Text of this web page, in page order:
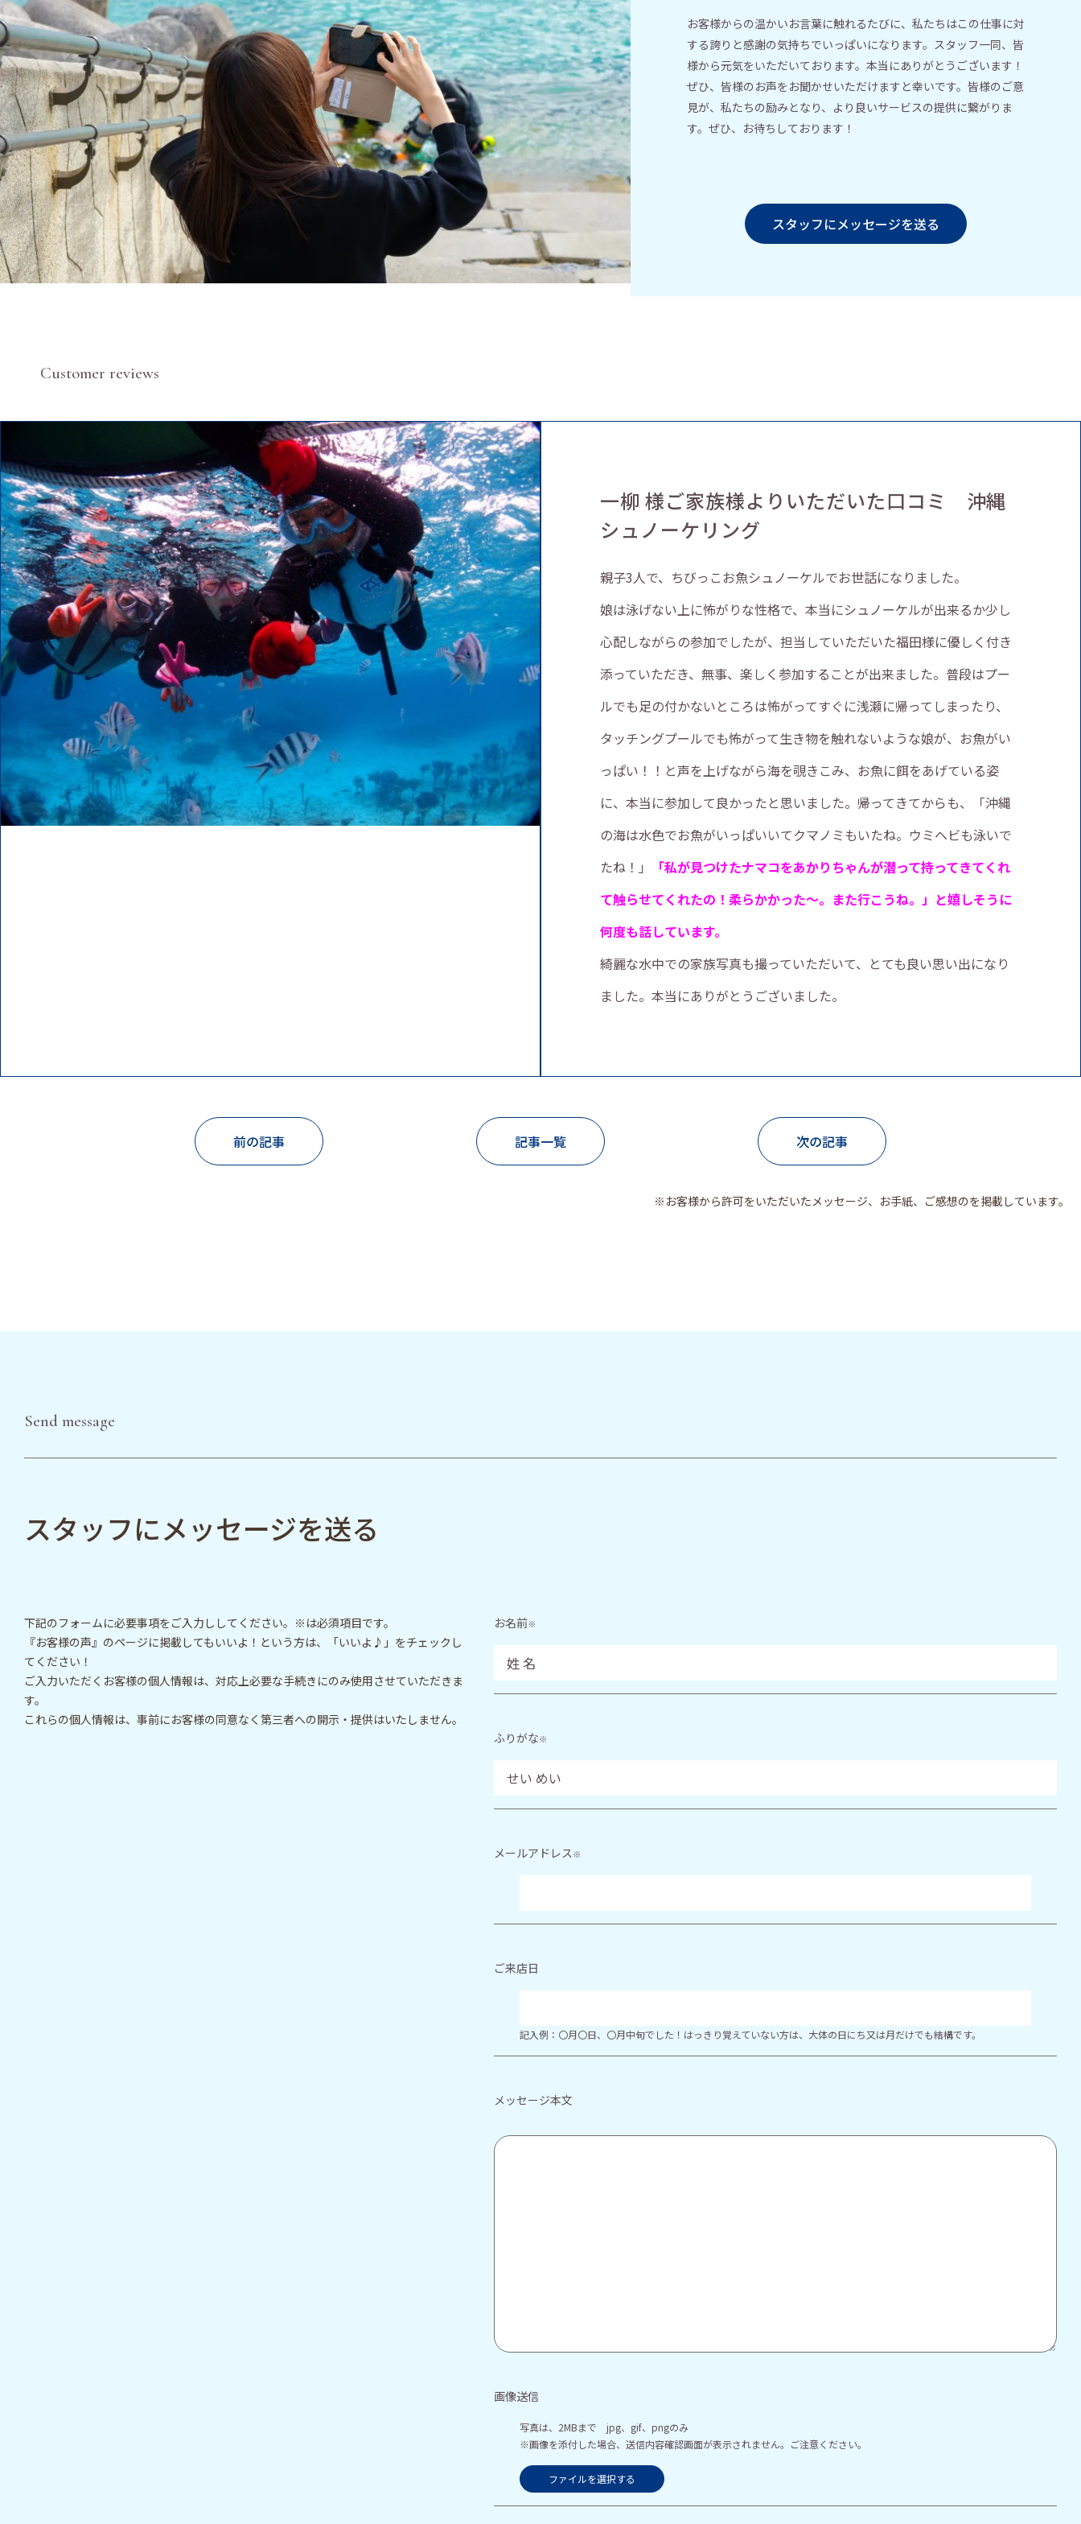
お客様からの温かいお言葉に触れるたびに、私たちはこの仕事に対
する誇りと感謝の気持ちでいっぱいになります。スタッフ一同、皆
様から元気をいただいております。本当にありがとうございます！
ぜひ、皆様のお声をお聞かせいただけますと幸いです。皆様のご意
見が、私たちの励みとなり、より良いサービスの提供に繋がりま
す。ぜひ、お待ちしております！
スタッフにメッセージを送る
Customer reviews
一柳 様ご家族様よりいただいた口コミ 沖縄
シュノーケリング
親子3人で、ちびっこお魚シュノーケルでお世話になりました。
娘は泳げない上に怖がりな性格で、本当にシュノーケルが出来るか少し
心配しながらの参加でしたが、担当していただいた福田様に優しく付き
添っていただき、無事、楽しく参加することが出来ました。普段はプー
ルでも足の付かないところは怖がってすぐに浅瀬に帰ってしまったり、
タッチングプールでも怖がって生き物を触れないような娘が、お魚がい
っぱい！！と声を上げながら海を覗きこみ、お魚に餌をあげている姿
に、本当に参加して良かったと思いました。帰ってきてからも、「沖縄
の海は水色でお魚がいっぱいいてクマノミもいたね。ウミヘビも泳いで
たね！」
「私が見つけたナマコをあかりちゃんが潜って持ってきてくれ
て触らせてくれたの！柔らかかった～。また行こうね。」と嬉しそうに
何度も話しています。
綺麗な水中での家族写真も撮っていただいて、とても良い思い出になり
ました。本当にありがとうございました。
前の記事 記事一覧 次の記事
※お客様から許可をいただいた メッセージ、お手紙、ご感想のを掲載しています。
Send message
スタッフにメッセージを送る
下記のフォームに必要事項をご入力ししてください。※は必須項目です。
『お客様の声』のページに掲載してもいいよ！という方は、「いいよ♪」をチェックし
てください！
ご入力いただくお客様の個人情報は、対応上必要な手続きにのみ使用させていただきま
す。
これらの個人情報は、事前にお客様の同意なく第三者への開示・提供はいたしません。
お名前※
ふりがな※
メールアドレス※
ご来店日
記入例：〇月〇日、〇月中旬でした！はっきり覚えていない方は、大体の日にち又は月だけでも結構です。
メッセージ本文
画像送信
写真は、2MBまで jpg、gif、pngのみ
※画像を添付した場合、送信内容確認画面が表示されません。ご注意ください。
ファイルを選択する